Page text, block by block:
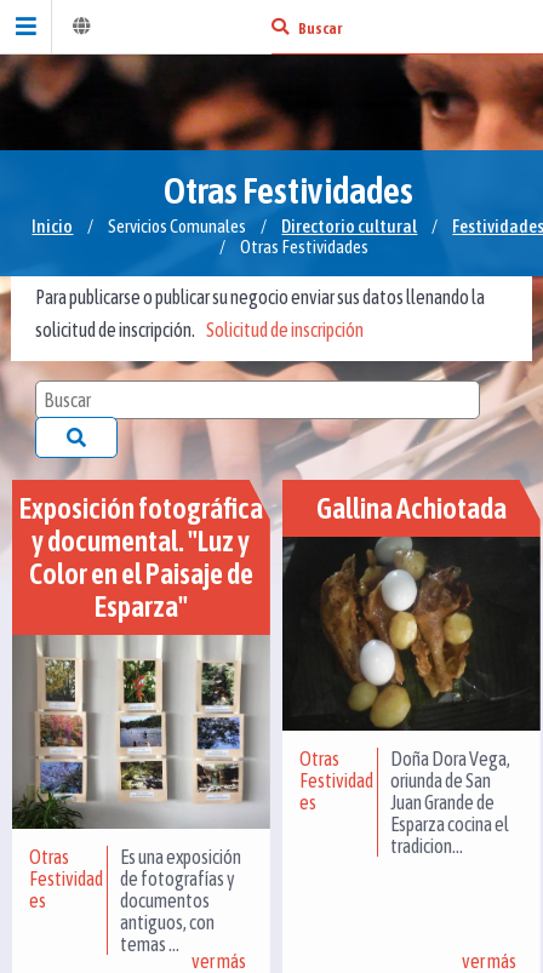
Otras Festividades
Inicio / Servicios Comunales / Directorio cultural /
/
Otras Festividades
Para publicarse o publicar su negocio enviar sus datos llenando la
solicitud de inscripción. Solicitud de inscripción
Exposición fotográfica
y documental. "Luz y
Color en el Paisaje de
Esparza"
Otras
Festividad
es
Es una exposición
de fotografías y
documentos
antiguos, con
temas ...
ver más
Gallina Achiotada
Otras
Festividad
es
Doña Dora Vega,
oriunda de San
Juan Grande de
Esparza cocina el
tradicion...
ver más